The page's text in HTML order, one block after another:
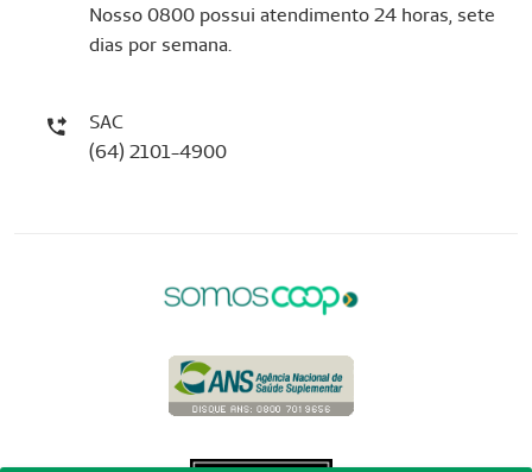
Nosso 0800 possui atendimento 24 horas, sete
dias por semana.
SAC
(64) 2101-4900